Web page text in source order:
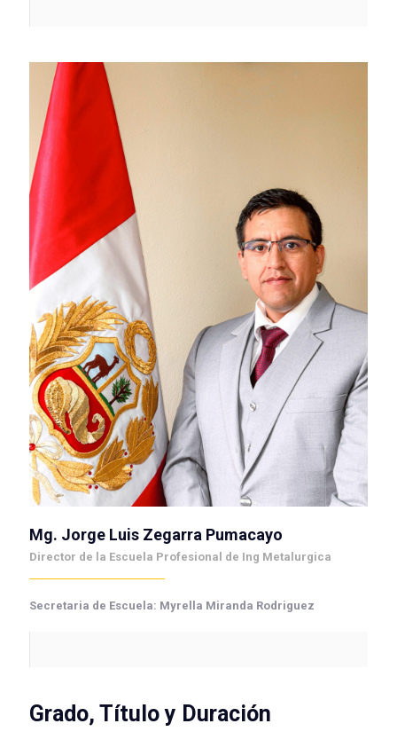
Mg. Jorge Luis Zegarra Pumacayo
Director de la Escuela Profesional de Ing Metalurgica
Secretaria de Escuela: Myrella Miranda Rodriguez
Grado, Título y Duración